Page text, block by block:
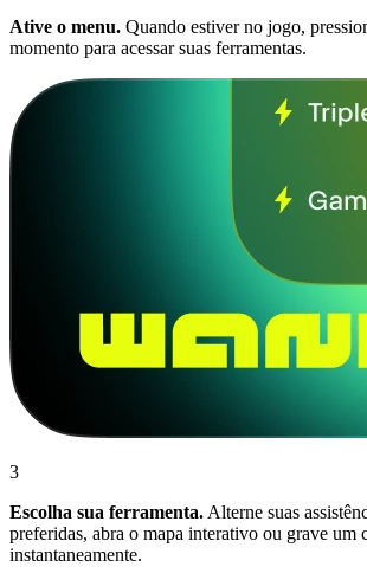
Ative o menu. Quando estiver no jogo,
momento para acessar suas ferramentas.
3
Escolha sua ferramenta. Alterne suas
preferidas, abra o mapa interativo ou grave um
instantaneamente.